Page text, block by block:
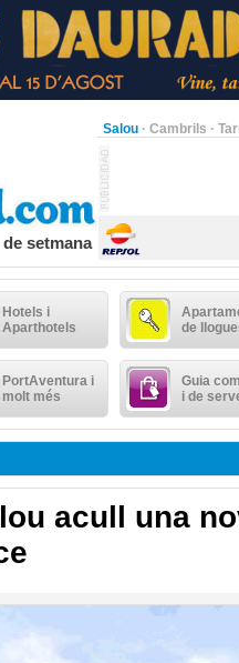
Salou · Cambrils ·
setmana
Hotels i
Aparthotels
de
PortAventura i
molt més
Guia
i de
acull una